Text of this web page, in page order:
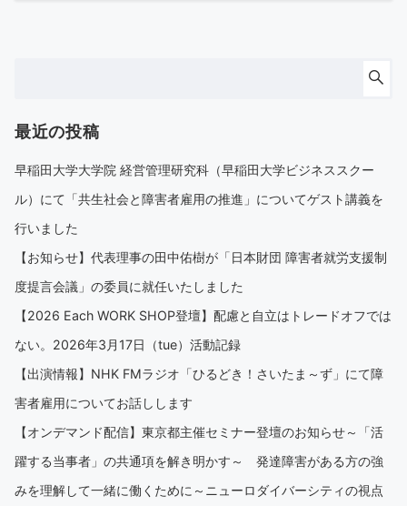
最近の投稿
早稲田大学大学院 経営管理研究科（早稲田大学ビジネススクー
ル）にて「共生社会と障害者雇用の推進」についてゲスト講義を
行いました
【お知らせ】代表理事の田中佑樹が「日本財団 障害者就労支援制
度提言会議」の委員に就任いたしました
【2026 Each WORK SHOP登壇】配慮と自立はトレードオフでは
ない。2026年3月17日（tue）活動記録
【出演情報】NHK FMラジオ「ひるどき！さいたま～ず」にて障
害者雇用についてお話しします
【オンデマンド配信】東京都主催セミナー登壇のお知らせ～「活
躍する当事者」の共通項を解き明かす～ 発達障害がある方の強
みを理解して一緒に働くために～ニューロダイバーシティの視点